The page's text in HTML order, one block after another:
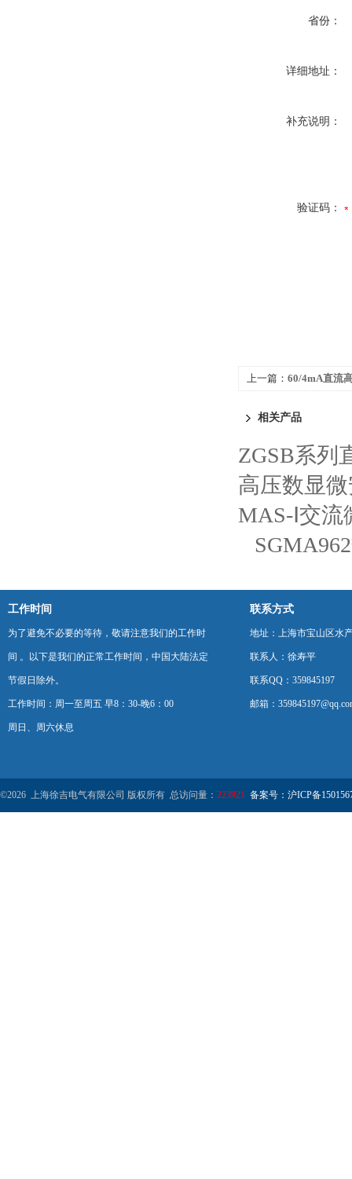
省份：
详细地址：
补充说明：
验证码：
上一篇： 60/4mA直流
相关产品
ZGSB系列
高压数显
MAS-Ⅰ交流
工作时间
为了避免不必要的等待，敬请注意我们的工作时
间 。以下是我们的正常工作时间，中国大陆法定
节假日除外。
工作时间：周一至周五 早8：30-晚6：00
周日、周六休息
联系方式
地址：上海市宝山区水
联系人：徐寿平
联系QQ：359845197
邮箱：
©2026 上海徐吉电气有限公司 版权所有 总访问量： 223921 备案号：沪ICP备